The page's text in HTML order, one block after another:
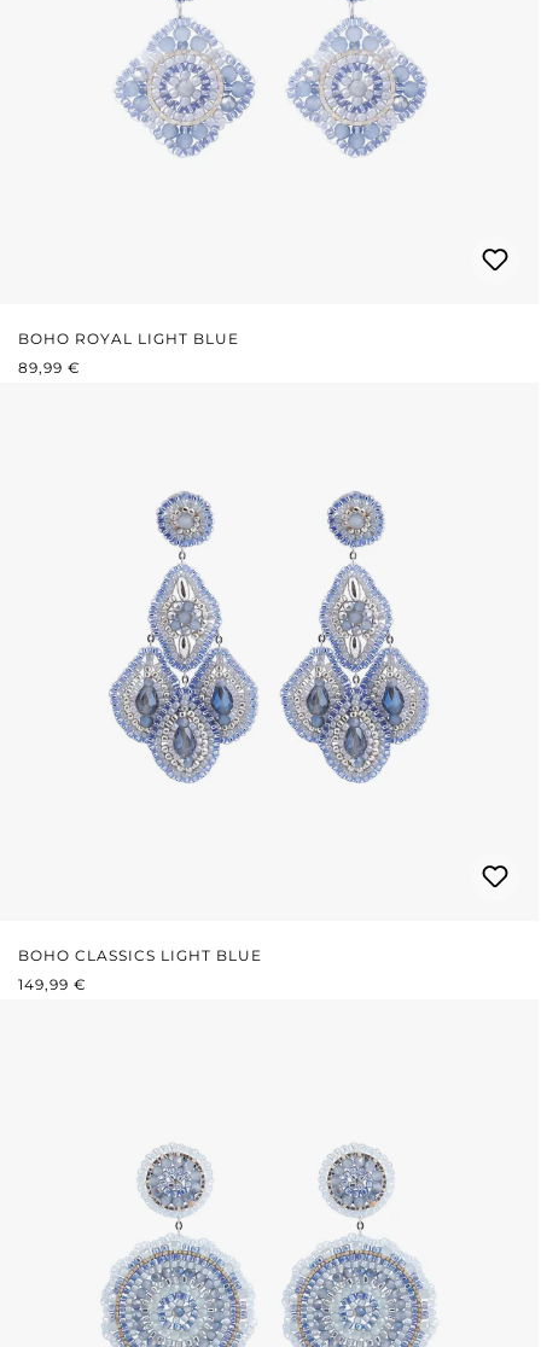
BOHO ROYAL LIGHT BLUE
REGULÄRER PREIS:
89,99 €
BOHO CLASSICS LIGHT BLUE
REGULÄRER PREIS:
149,99 €